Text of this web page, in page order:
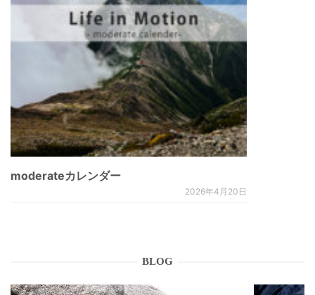
moderateカレンダー
2026年4月20日
BLOG